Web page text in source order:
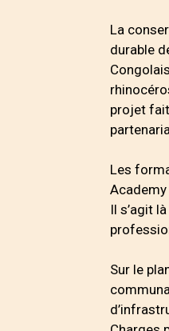
La
durable
projet
Les
Il s’agit
Sur le